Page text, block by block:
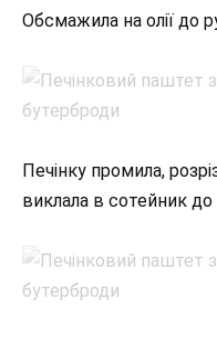
Обсмажила на олії до
Печінку промила,
виклала в сотейник до